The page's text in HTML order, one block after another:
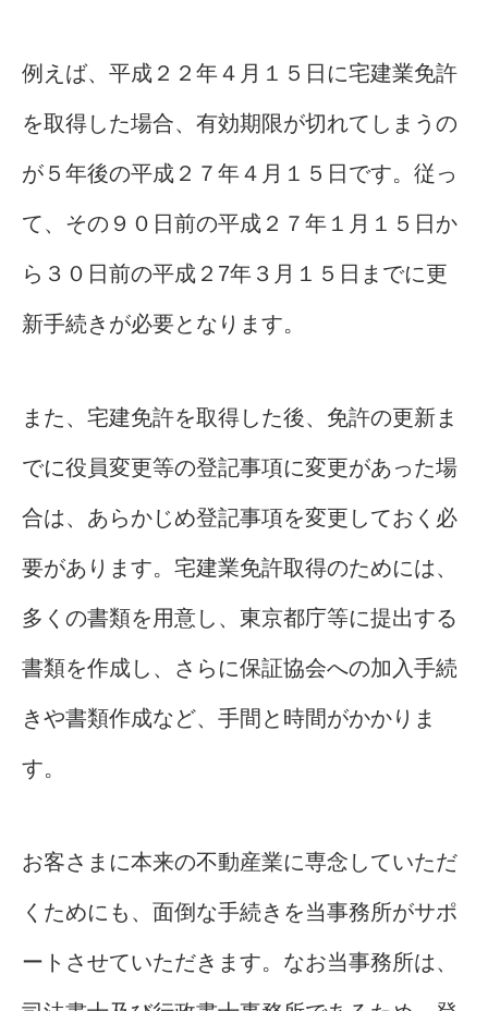
例えば、平成２２年４月１５日に宅建業免許
を取得した場合、有効期限が切れてしまうの
が５年後の平成２７年４月１５日です。従っ
て、その９０日前の平成２７年１月１５日か
ら３０日前の平成２7年３月１５日までに更
新手続きが必要となります。
また、宅建免許を取得した後、免許の更新ま
でに役員変更等の登記事項に変更があった場
合は、あらかじめ登記事項を変更しておく必
要があります。宅建業免許取得のためには、
多くの書類を用意し、東京都庁等に提出する
書類を作成し、さらに保証協会への加入手続
きや書類作成など、手間と時間がかかりま
す。
お客さまに本来の不動産業に専念していただ
くためにも、面倒な手続きを当事務所がサポ
ートさせていただきます。なお当事務所は、